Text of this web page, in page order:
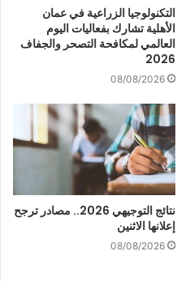
التكنولوجيا الزراعية في عمان
الأهلية تشارك بفعاليات اليوم
العالمي لمكافحة التصحر والجفاف
2026
08/08/2026
نتائج التوجيهي 2026.. مصادر ترجح
إعلانها الاثنين
08/08/2026